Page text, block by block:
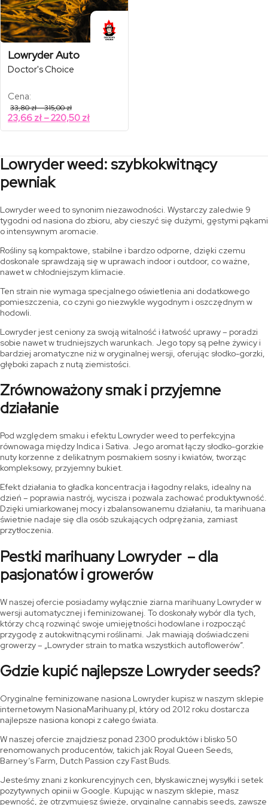
Lowryder Auto
Doctor's Choice
Cena:
33,80zł–315,00złZakres
cen:
od
33,80 zł
23,66 zł –220,50 złZakres
cen:
do
220,50 zł
Lowryder weed: szybkokwitnący
pewniak
Lowryder weed to synonim niezawodności. Wystarczy zaledwie 9
tygodni od nasiona do zbioru, aby cieszyć się dużymi, gęstymi pąkami
o intensywnym aromacie.
Rośliny są kompaktowe, stabilne i bardzo odporne, dzięki czemu
doskonale sprawdzają się w uprawach indoor i outdoor, co ważne,
nawet w chłodniejszym klimacie.
Ten strain nie wymaga specjalnego oświetlenia ani dodatkowego
pomieszczenia, co czyni go niezwykle wygodnym i oszczędnym w
hodowli.
Lowryder jest ceniony za swoją witalność i łatwość uprawy – poradzi
sobie nawet w trudniejszych warunkach. Jego topy są pełne żywicy i
bardziej aromatyczne niż w oryginalnej wersji, oferując słodko-gorzki,
głęboki zapach z nutą ziemistości.
Zrównoważony smak i przyjemne
działanie
Pod względem smaku i efektu Lowryder weed to perfekcyjna
równowaga między Indica i Sativa. Jego aromat łączy słodko-gorzkie
nuty korzenne z delikatnym posmakiem sosny i kwiatów, tworząc
kompleksowy, przyjemny bukiet.
Efekt działania to gładka koncentracja i łagodny relaks, idealny na
dzień – poprawia nastrój, wycisza i pozwala zachować produktywność.
Dzięki umiarkowanej mocy i zbalansowanemu działaniu, ta marihuana
świetnie nadaje się dla osób szukających odprężania, zamiast
przytłoczenia.
Pestki marihuany Lowryder – dla
pasjonatów i growerów
W naszej ofercie posiadamy wyłącznie ziarna marihuany Lowryder w
wersji automatycznej i feminizowanej. To doskonały wybór dla tych,
którzy chcą rozwinąć swoje umiejętności hodowlane i rozpocząć
przygodę z autokwitnącymi roślinami. Jak mawiają doświadczeni
growerzy – „Lowryder strain to matka wszystkich autoflowerów”.
Gdzie kupić najlepsze Lowryder seeds?
Oryginalne feminizowane nasiona Lowryder kupisz w naszym sklepie
internetowym NasionaMarihuany.pl, który od 2012 roku dostarcza
najlepsze nasiona konopi z całego świata.
W naszej ofercie znajdziesz ponad 2300 produktów i blisko 50
renomowanych producentów, takich jak Royal Queen Seeds,
Barney’s Farm, Dutch Passion czy Fast Buds.
Jesteśmy znani z konkurencyjnych cen, błyskawicznej wysyłki i setek
pozytywnych opinii w Google. Kupując w naszym sklepie, masz
pewność, że otrzymujesz świeże, oryginalne cannabis seeds, zawsze